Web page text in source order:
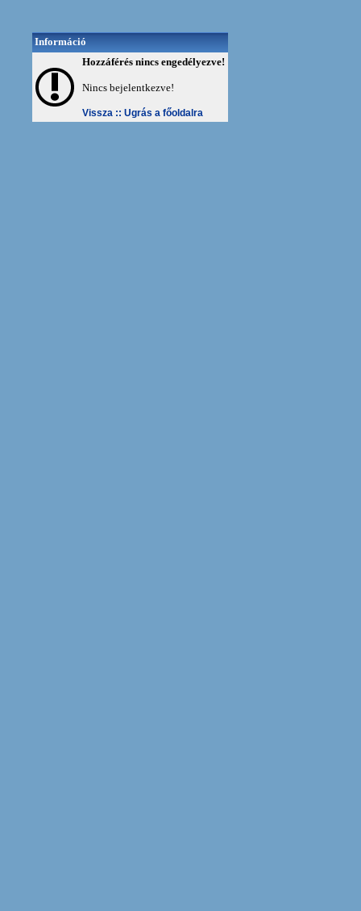
Információ
Hozzáférés nincs engedélyezve!
Nincs bejelentkezve!
Vissza :: Ugrás a főoldalra